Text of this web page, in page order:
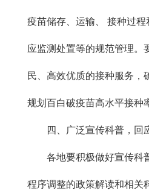
疫苗储存、运输、 接种过程
应监测处置等的规范管理。
民、高效优质的接种服务，
规划百白破疫苗高水平接种
四、广泛宣传科普，回
各地要积极做好宣传科
程序调整的政策解读和相关